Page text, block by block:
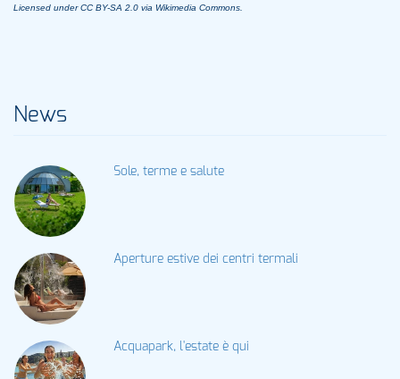
Licensed under CC BY-SA 2.0 via Wikimedia Commons.
News
Sole, terme e salute
Aperture estive dei centri termali
Acquapark, l'estate è qui